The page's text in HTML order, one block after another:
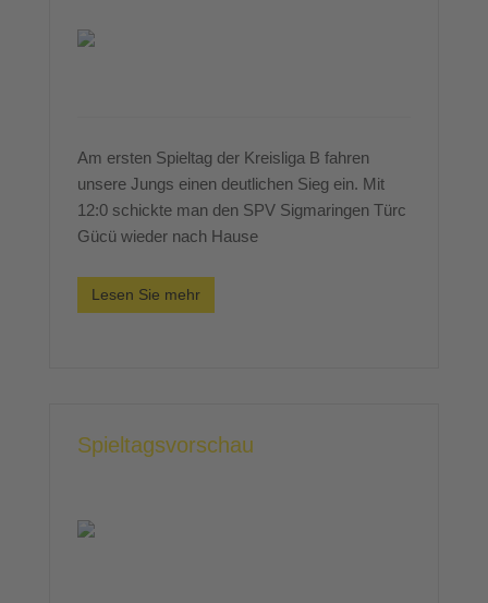
Am ersten Spieltag der Kreisliga B fahren
unsere Jungs einen deutlichen Sieg ein. Mit
12:0 schickte man den SPV Sigmaringen Türc
Gücü wieder nach Hause
Lesen Sie mehr
Spieltagsvorschau